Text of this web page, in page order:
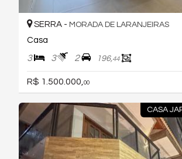
SERRA - MORADA DE LARANJEIRAS
Casa
3 3 2 196,44
R$ 1.500.000, 00
CASA